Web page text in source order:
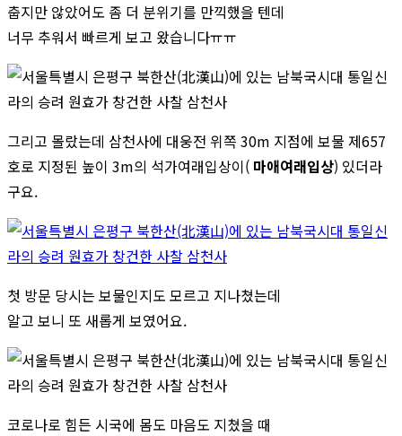
춥지만 않았어도 좀 더 분위기를 만끽했을 텐데
너무 추워서 빠르게 보고 왔습니다ㅠㅠ
그리고 몰랐는데 삼천사에 대웅전 위쪽 30m 지점에 보물 제657
호로 지정된 높이 3m의 석가여래입상이( 마애여래입상) 있더라
구요.
첫 방문 당시는 보물인지도 모르고 지나쳤는데
알고 보니 또 새롭게 보였어요.
코로나로 힘든 시국에 몸도 마음도 지쳤을 때